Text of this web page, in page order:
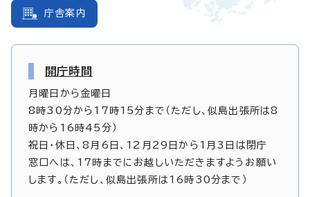
庁舎案内
開庁時間
月曜日から金曜日
8時30分から17時15分まで（ただし、似島出張所は8
時から16時45分）
祝日・休日、8月6日、12月29日から1月3日は閉庁
窓口へは、17時までにお越しいただきますようお願い
します。（ただし、似島出張所は16時30分まで）